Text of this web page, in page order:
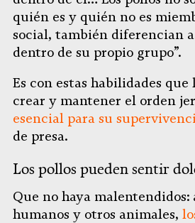
quién es y quién no es
social, también diferencian
dentro de su propio grupo”.
Es con estas habilidades que
crear y mantener el orden
esencial para su
de presa.
Los pollos pueden sentir
Que no haya
humanos y otros animales,